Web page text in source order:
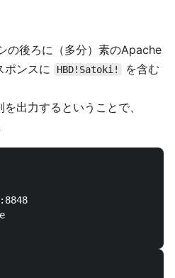
の後ろに（多分）素のApache
ポンスに
HBD!Satoki!
を含む
出力するということで、